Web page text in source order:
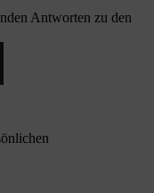
Antworten zu den